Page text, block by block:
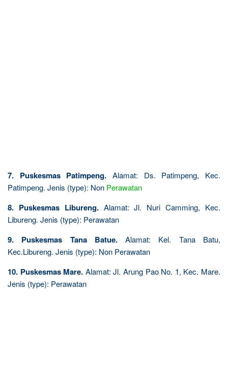
7. Puskesmas Patimpeng. Alamat: Ds. Patimpeng, Kec.
Patimpeng. Jenis (type): Non Perawatan
8. Puskesmas Libureng.Alamat: Jl. Nuri Camming, Kec.
Libureng. Jenis (type): Perawatan
9. Puskesmas Tana Batue.Alamat: Kel. Tana Batu,
Kec.Libureng. Jenis (type): Non Perawatan
10. Puskesmas Mare. Alamat: Jl. Arung Pao No. 1, Kec. Mare.
Jenis (type): Perawatan